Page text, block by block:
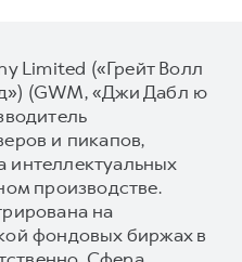
Limited («Грейт Волл
(GWM, «Джи Дабл ю
и пикапов,
производстве.
на
фондовых биржах в